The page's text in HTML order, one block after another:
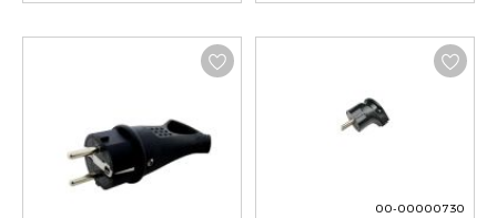
00-00000730